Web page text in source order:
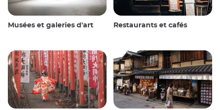
Musées et galeries d'art Restaurants et cafés